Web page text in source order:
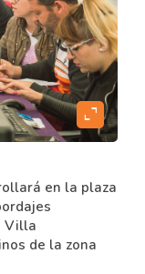
expand_content
en la plaza
Villa
de la zona